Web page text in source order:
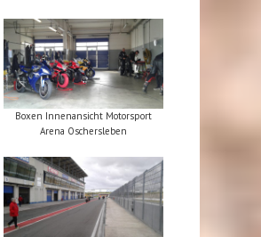
Boxen Innenansicht Motorsport
Arena Oschersleben